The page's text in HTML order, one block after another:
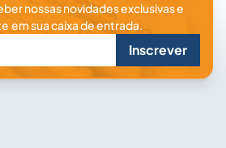
nossas novidades exclusivas e
em sua caixa de entrada.
Inscrever